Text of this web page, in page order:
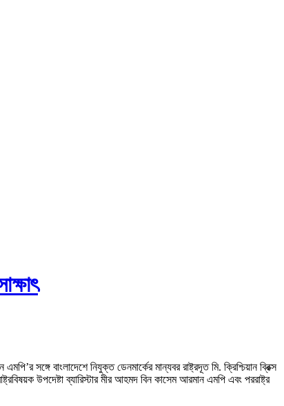
সঙ্গে বাংলাদেশে নিযুক্ত ডেনমার্কের মান্যবর রাষ্ট্রদূত মি. ক্রিশ্চিয়ান ব্রিক্স
উপদেষ্টা ব্যারিস্টার মীর আহমদ বিন কাসেম আরমান এমপি এবং পররাষ্ট্র